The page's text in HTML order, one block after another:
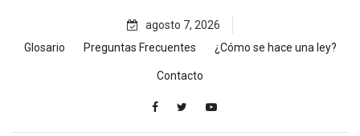
content
agosto 7, 2026
Glosario
Preguntas Frecuentes ¿Cómo se hace una ley?
Contacto